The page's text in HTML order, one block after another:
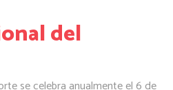
del
se celebra anualmente el 6 de